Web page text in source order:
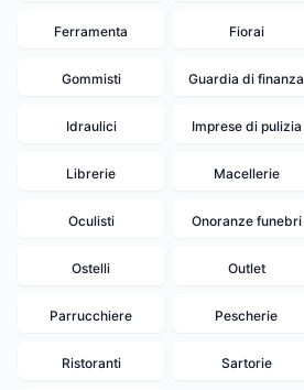
Ferramenta Fiorai
Gommisti Guardia di finanza
Idraulici Imprese di pulizia
Librerie Macellerie
Oculisti Onoranze funebri
Ostelli Outlet
Parrucchiere Pescherie
Ristoranti Sartorie